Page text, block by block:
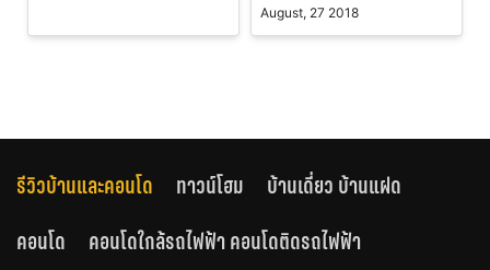
August, 27 2018
รีวิวบ้านและคอนโด ทาวน์โฮม
บ้านเดี่ยว บ้านแฝด
คอนโด
คอนโดใกล้รถไฟฟ้า คอนโดติดรถไฟฟ้า